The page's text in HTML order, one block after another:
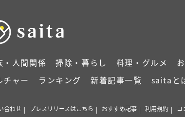
・人間関係 掃除・暮らし 料理・グルメ
チャー
ランキング 新着記事一覧 saitaと
合わせ プレスリリースはこちら おすすめ記事 利用規約 コ